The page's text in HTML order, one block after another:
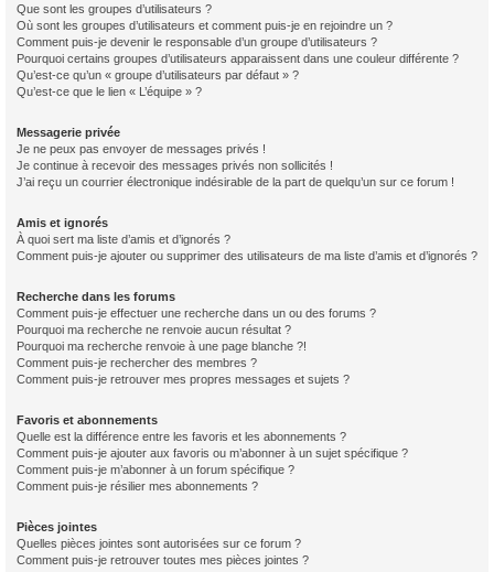
Que sont les groupes d’utilisateurs ?
Où sont les groupes d’utilisateurs et comment puis-je en rejoindre un ?
Comment puis-je devenir le responsable d’un groupe d’utilisateurs ?
Pourquoi certains groupes d’utilisateurs apparaissent dans une couleur différente ?
Qu’est-ce qu’un « groupe d’utilisateurs par défaut » ?
Qu’est-ce que le lien « L’équipe » ?
Messagerie privée
Je ne peux pas envoyer de messages privés !
Je continue à recevoir des messages privés non sollicités !
J’ai reçu un courrier électronique indésirable de la part de quelqu’un sur ce forum !
Amis et ignorés
À quoi sert ma liste d’amis et d’ignorés ?
Comment puis-je ajouter ou supprimer des utilisateurs de ma liste d’amis et d’ignorés ?
Recherche dans les forums
Comment puis-je effectuer une recherche dans un ou des forums ?
Pourquoi ma recherche ne renvoie aucun résultat ?
Pourquoi ma recherche renvoie à une page blanche ?!
Comment puis-je rechercher des membres ?
Comment puis-je retrouver mes propres messages et sujets ?
Favoris et abonnements
Quelle est la différence entre les favoris et les abonnements ?
Comment puis-je ajouter aux favoris ou m’abonner à un sujet spécifique ?
Comment puis-je m’abonner à un forum spécifique ?
Comment puis-je résilier mes abonnements ?
Pièces jointes
Quelles pièces jointes sont autorisées sur ce forum ?
Comment puis-je retrouver toutes mes pièces jointes ?